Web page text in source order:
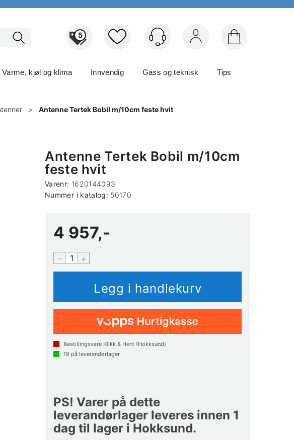
5
Varme, kjøl og klima Innvendig Gass og teknisk
Tips
> Antenne Tertek Bobil m/10cm feste hvit
Antenne Tertek Bobil m/10cm
feste hvit
Varenr: 1620144093
Nummer i katalog: 50170
4 957,-
- +
Bestillingsvare Klikk & Hent (Hokksund)
19 på leverandørlager
PS! Varer på dette
leverandørlager leveres innen 1
dag til lager i Hokksund.